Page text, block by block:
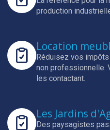
production
Location
Réduisez vos
non professionnelle.
les contactant.
Les Jardins
Des paysagistes